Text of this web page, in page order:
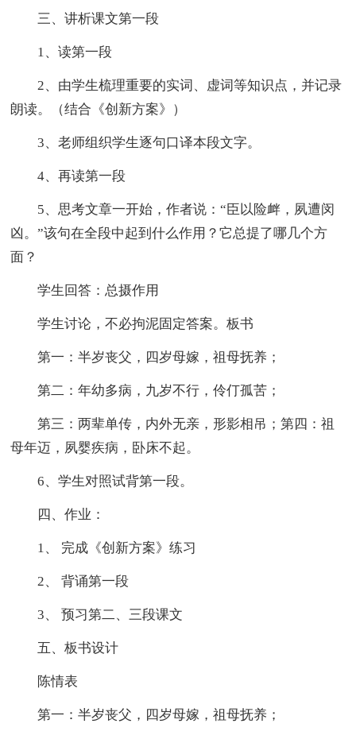
三、讲析课文第一段
1、读第一段
2、由学生梳理重要的实词、虚词等知识点，并记录
朗读。（结合《创新方案》）
3、老师组织学生逐句口译本段文字。
4、再读第一段
5、思考文章一开始，作者说：“臣以险衅，夙遭闵
凶。”该句在全段中起到什么作用？它总提了哪几个方
面？
学生回答：总摄作用
学生讨论，不必拘泥固定答案。板书
第一：半岁丧父，四岁母嫁，祖母抚养；
第二：年幼多病，九岁不行，伶仃孤苦；
第三：两辈单传，内外无亲，形影相吊；第四：祖
母年迈，夙婴疾病，卧床不起。
6、学生对照试背第一段。
四、作业：
1、 完成《创新方案》练习
2、 背诵第一段
3、 预习第二、三段课文
五、板书设计
陈情表
第一：半岁丧父，四岁母嫁，祖母抚养；